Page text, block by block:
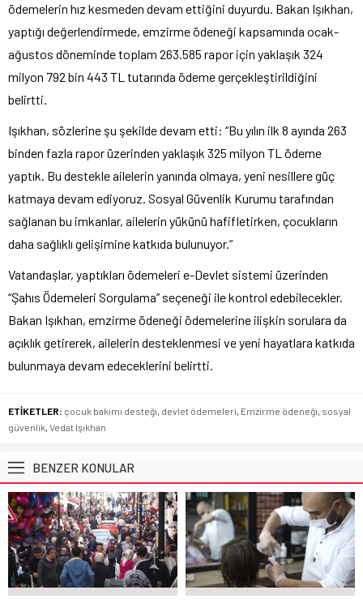
ödemelerin hız kesmeden devam ettiğini duyurdu. Bakan Işıkhan,
yaptığı değerlendirmede, emzirme ödeneği kapsamında ocak-
ağustos döneminde toplam 263.585 rapor için yaklaşık 324
milyon 792 bin 443 TL tutarında ödeme gerçekleştirildiğini
belirtti.
Işıkhan, sözlerine şu şekilde devam etti: “Bu yılın ilk 8 ayında 263
binden fazla rapor üzerinden yaklaşık 325 milyon TL ödeme
yaptık. Bu destekle ailelerin yanında olmaya, yeni nesillere güç
katmaya devam ediyoruz. Sosyal Güvenlik Kurumu tarafından
sağlanan bu imkanlar, ailelerin yükünü hafifletirken, çocukların
daha sağlıklı gelişimine katkıda bulunuyor.”
Vatandaşlar, yaptıkları ödemeleri e-Devlet sistemi üzerinden
“Şahıs Ödemeleri Sorgulama” seçeneği ile kontrol edebilecekler.
Bakan Işıkhan, emzirme ödeneği ödemelerine ilişkin sorulara da
açıklık getirerek, ailelerin desteklenmesi ve yeni hayatlara katkıda
bulunmaya devam edeceklerini belirtti.
ETİKETLER: çocuk bakımı desteği, devlet ödemeleri, Emzirme ödeneği, sosyal
güvenlik, Vedat Işıkhan
BENZER KONULAR